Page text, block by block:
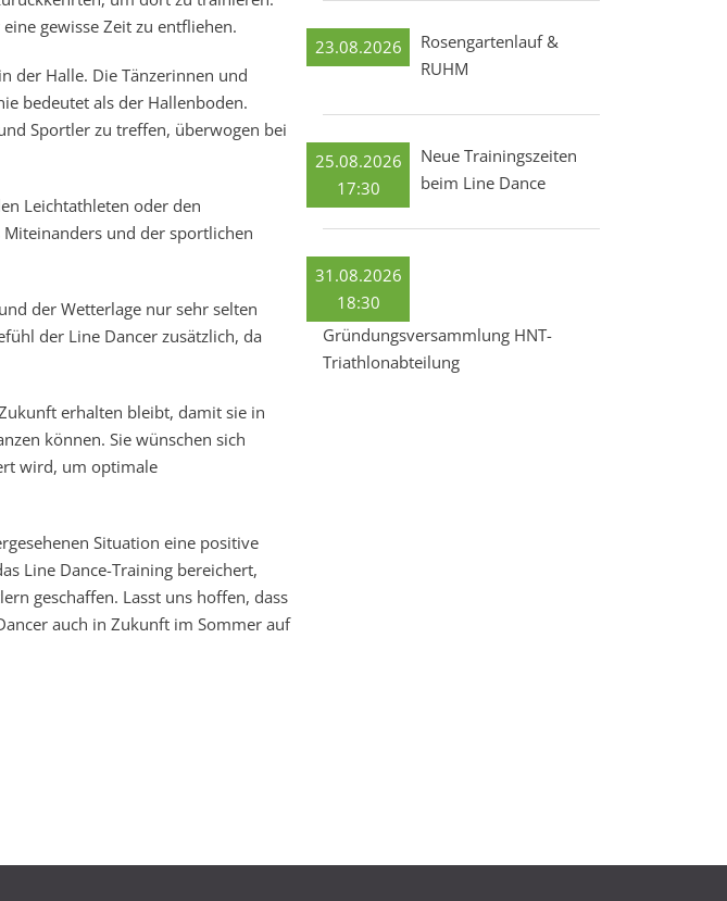
gewisse Zeit zu entfliehen.
der Halle. Die Tänzerinnen und
bedeutet als der Hallenboden.
Sportler zu treffen, überwogen bei
Leichtathleten oder den
und der sportlichen
der Wetterlage nur sehr selten
der Line Dancer zusätzlich, da
erhalten bleibt, damit sie in
können. Sie wünschen sich
wird, um optimale
Situation eine positive
Line Dance-Training bereichert,
geschaffen. Lasst uns hoffen, dass
auch in Zukunft im Sommer auf
23.08.2026
Rosengartenlauf &
RUHM
25.08.2026
17:30
Neue Trainingszeiten
beim Line Dance
31.08.2026
18:30
Gründungsversammlung HNT-
Triathlonabteilung